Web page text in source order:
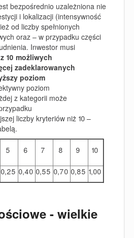
bezpośrednio uzależniona nie
i lokalizacji (intensywność
od liczby spełnionych
oraz – w przypadku części
Inwestor musi
10 możliwych
zadeklarowanych
poziom
poziom
z kategorii może
liczby kryteriów niż 10 –
5 6 7 8 9 10
0,25 0,40 0,55 0,70 0,85 1,00
- wielkie